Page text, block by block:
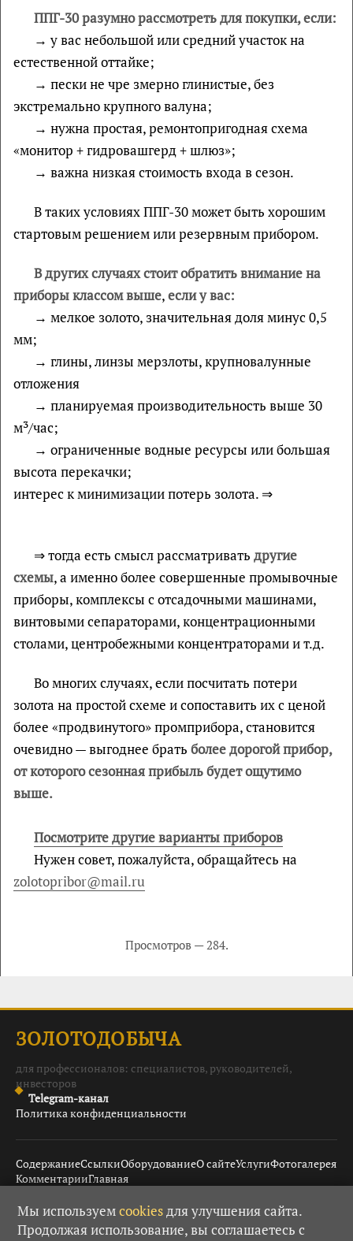
ППГ-30 разумно рассмотреть для покупки, если:
→ у вас небольшой или средний участок на
естественной оттайке;
→ пески не чре змерно глинистые, без
экстремально крупного валуна;
→ нужна простая, ремонтопригодная схема
«монитор + гидровашгерд + шлюз»;
→ важна низкая стоимость входа в сезон.
В таких условиях ППГ-30 может быть хорошим
стартовым решением или резервным прибором.
В других случаях стоит обратить внимание на
приборы классом выше,если у вас:
→ мелкое золото, значительная доля минус 0,5
мм;
→ глины, линзы мерзлоты, крупновалунные
отложения
→ планируемая производительность выше 30
м³/час;
→ ограниченные водные ресурсы или большая
высота перекачки;
интерес к минимизации потерь золота. ⇒
⇒ тогда есть смысл рассматривать другие
схемы, а именно более совершенные промывочные
приборы, комплексы с отсадочными машинами,
винтовыми сепараторами, концентрационными
столами, центробежными концентраторами и т.д.
Во многих случаях, если посчитать потери
золота на простой схеме и сопоставить их с ценой
более «продвинутого» промприборa, становится
очевидно — выгоднее брать более дорогой прибор,
от которого сезонная прибыль будет ощутимо
выше.
Посмотрите другие варианты приборов
Нужен совет, пожалуйста, обращайтесь на
zolotopribor@mail.ru
Просмотров — 284.
ЗОЛОТОДОБЫЧА
для профессионалов: специалистов, руководителей,
инвесторов
Telegram-канал
Политика конфиденциальности
СодержаниеСсылкиОборудованиеО сайтеУслугиФотогалерея
КомментарииГлавная
© 2008–2026 Золотодобыча · 18+ · При использовании
Мы используемcookiesдля улучшения сайта.
Продолжая использование, вы соглашаетесь с